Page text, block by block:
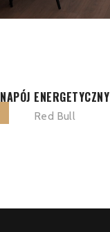
NAPÓJ ENERGETYCZNY
Red Bull